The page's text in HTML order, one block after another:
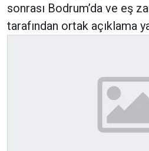
sonrası Bodrum’da ve eş
tarafından ortak açıklama